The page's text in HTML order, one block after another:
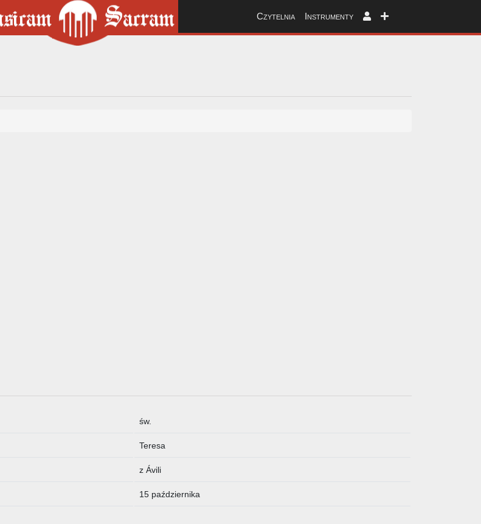
Czytelnia Instrumenty
św.
Teresa
z Ávili
15 października